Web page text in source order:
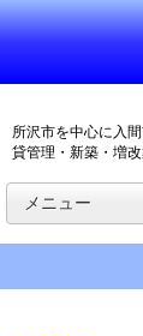
所沢市を中心に入
貸管理・新築・増